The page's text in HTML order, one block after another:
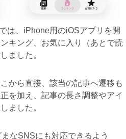
は、iPhone用のiOSアプリを開
キング、お気に入り（あとで読
ました。
から直接、該当の記事へ遷移も
を加え、記事の長さ調整やアイ
ました。
なSNSにも対応できるよう